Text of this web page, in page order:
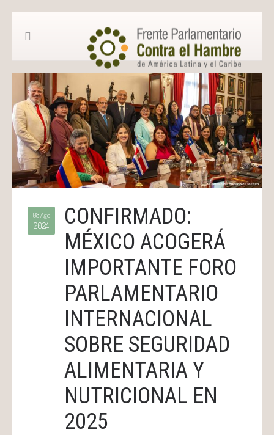
08 Ago
2024
CONFIRMADO:
MÉXICO ACOGERÁ
IMPORTANTE FORO
PARLAMENTARIO
INTERNACIONAL
SOBRE SEGURIDAD
ALIMENTARIA Y
NUTRICIONAL EN
2025